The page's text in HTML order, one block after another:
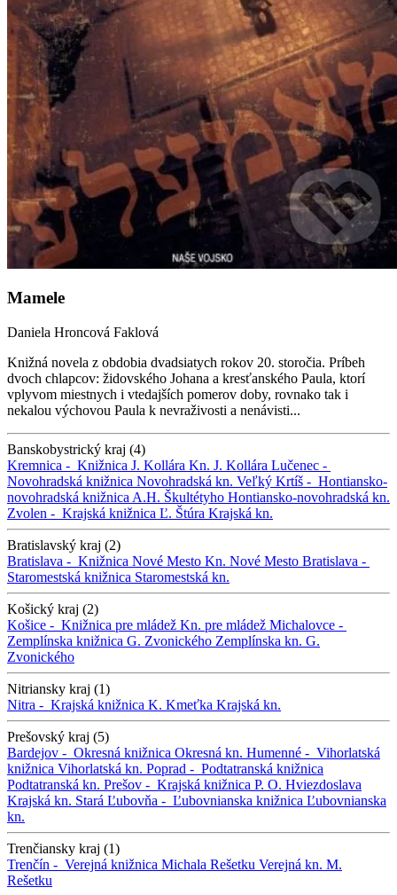
Mamele
Daniela Hroncová Faklová
Knižná novela z obdobia dvadsiatych rokov 20. storočia. Príbeh
dvoch chlapcov: židovského Johana a kresťanského Paula, ktorí
vplyvom miestnych i vtedajších pomerov doby, rovnako tak i
nekalou výchovou Paula k nevraživosti a nenávisti...
Banskobystrický kraj (4)
Kremnica - Knižnica J. Kollára Kn. J. Kollára Lučenec -
Novohradská knižnica Novohradská kn. Veľký Krtíš - Hontiansko-
novohradská knižnica A.H. Škultétyho Hontiansko-novohradská kn.
Zvolen - Krajská knižnica Ľ. Štúra Krajská kn.
Bratislavský kraj (2)
Bratislava - Knižnica Nové Mesto Kn. Nové Mesto Bratislava -
Staromestská knižnica Staromestská kn.
Košický kraj (2)
Košice - Knižnica pre mládež Kn. pre mládež Michalovce -
Zemplínska knižnica G. Zvonického Zemplínska kn. G.
Zvonického
Nitriansky kraj (1)
Nitra - Krajská knižnica K. Kmeťka Krajská kn.
Prešovský kraj (5)
Bardejov - Okresná knižnica Okresná kn. Humenné - Vihorlatská
knižnica Vihorlatská kn. Poprad - Podtatranská knižnica
Podtatranská kn. Prešov - Krajská knižnica P. O. Hviezdoslava
Krajská kn. Stará Ľubovňa - Ľubovnianska knižnica Ľubovnianska
kn.
Trenčiansky kraj (1)
Trenčín - Verejná knižnica Michala Rešetku Verejná kn. M.
Rešetku